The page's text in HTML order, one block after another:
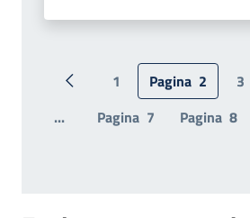
Pagina precedente
1 Pagina 2 3
...
Pagina 7 Pagina 8